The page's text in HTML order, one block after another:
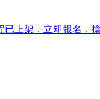
已上架，立即報名，